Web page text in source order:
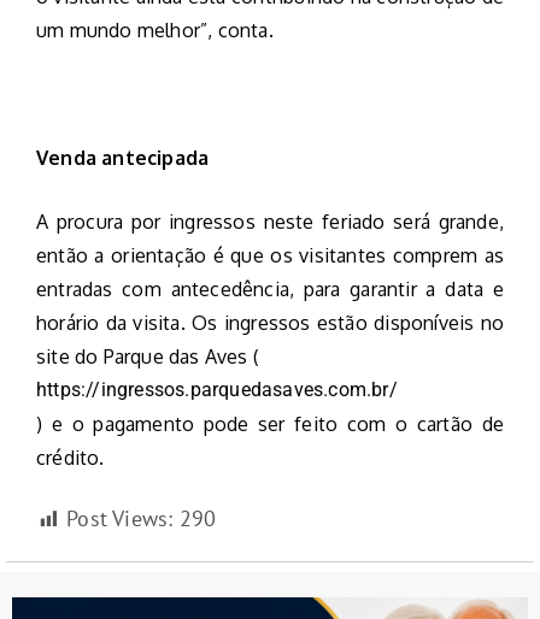
um mundo melhor”, conta.
Venda antecipada
A procura por ingressos neste feriado será grande,
então a orientação é que os visitantes comprem as
entradas com antecedência, para garantir a data e
horário da visita. Os ingressos estão disponíveis no
site do Parque das Aves (
https://ingressos.parquedasaves.com.br/
) e o pagamento pode ser feito com o cartão de
crédito.
Post Views: 290